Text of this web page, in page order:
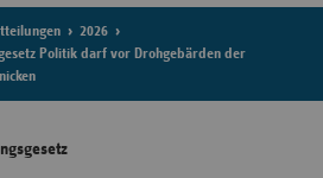
2026
Politik darf vor Drohgebärden der